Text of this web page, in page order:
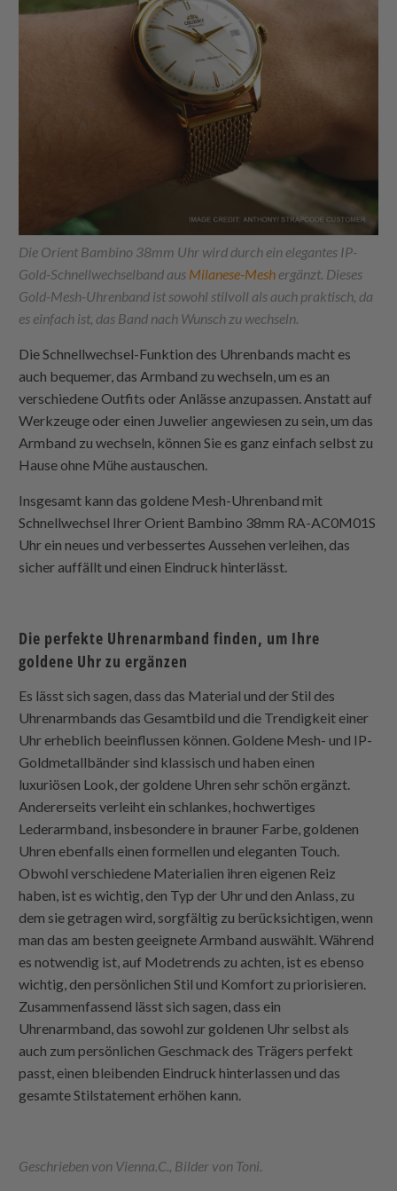
Die Orient Bambino 38mm Uhr wird durch ein elegantes IP-
Gold-Schnellwechselband aus Milanese-Mesh ergänzt. Dieses
Gold-Mesh-Uhrenband ist sowohl stilvoll als auch praktisch, da
es einfach ist, das Band nach Wunsch zu wechseln.
Die Schnellwechsel-Funktion des Uhrenbands macht es
auch bequemer, das Armband zu wechseln, um es an
verschiedene Outfits oder Anlässe anzupassen. Anstatt auf
Werkzeuge oder einen Juwelier angewiesen zu sein, um das
Armband zu wechseln, können Sie es ganz einfach selbst zu
Hause ohne Mühe austauschen.
Insgesamt kann das goldene Mesh-Uhrenband mit
Schnellwechsel Ihrer Orient Bambino 38mm RA-AC0M01S
Uhr ein neues und verbessertes Aussehen verleihen, das
sicher auffällt und einen Eindruck hinterlässt.
Die perfekte Uhrenarmband finden, um Ihre
goldene Uhr zu ergänzen
Es lässt sich sagen, dass das Material und der Stil des
Uhrenarmbands das Gesamtbild und die Trendigkeit einer
Uhr erheblich beeinflussen können. Goldene Mesh- und IP-
Goldmetallbänder sind klassisch und haben einen
luxuriösen Look, der goldene Uhren sehr schön ergänzt.
Andererseits verleiht ein schlankes, hochwertiges
Lederarmband, insbesondere in brauner Farbe, goldenen
Uhren ebenfalls einen formellen und eleganten Touch.
Obwohl verschiedene Materialien ihren eigenen Reiz
haben, ist es wichtig, den Typ der Uhr und den Anlass, zu
dem sie getragen wird, sorgfältig zu berücksichtigen, wenn
man das am besten geeignete Armband auswählt. Während
es notwendig ist, auf Modetrends zu achten, ist es ebenso
wichtig, den persönlichen Stil und Komfort zu priorisieren.
Zusammenfassend lässt sich sagen, dass ein
Uhrenarmband, das sowohl zur goldenen Uhr selbst als
auch zum persönlichen Geschmack des Trägers perfekt
passt, einen bleibenden Eindruck hinterlassen und das
gesamte Stilstatement erhöhen kann.
Geschrieben von Vienna.C., Bilder von Toni.